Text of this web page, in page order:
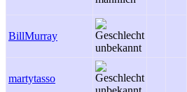
BillMurray
martytasso